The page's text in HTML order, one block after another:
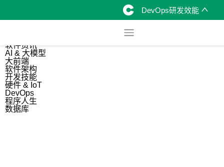
DevOps研发效能
软件资讯
AI & 大模型
大前端
软件架构
开发技能
硬件 & IoT
DevOps
程序人生
数据库